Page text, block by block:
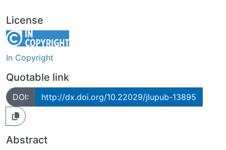
License
In Copyright
Quotable link
DOI: http://dx.doi.org/10.22029/jlupub-13895
Abstract